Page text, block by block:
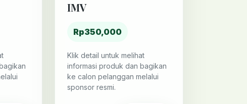
IMV
Rp350,000
Klik detail untuk melihat
informasi produk dan bagikan
ke calon pelanggan melalui
sponsor resmi.